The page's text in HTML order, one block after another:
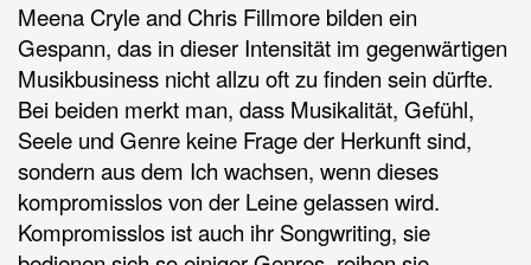
Meena Cryle and Chris Fillmore bilden ein
Gespann, das in dieser Intensität im gegenwärtigen
Musikbusiness nicht allzu oft zu finden sein dürfte.
Bei beiden merkt man, dass Musikalität, Gefühl,
Seele und Genre keine Frage der Herkunft sind,
sondern aus dem Ich wachsen, wenn dieses
kompromisslos von der Leine gelassen wird.
Kompromisslos ist auch ihr Songwriting, sie